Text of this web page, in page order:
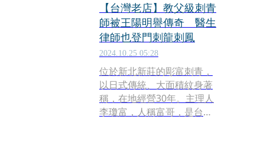
【台灣老店】教父級刺青
師被王陽明譽傳奇 醫生
律師也登門刺龍刺鳳
2024.10.25 05:28
位於新北新莊的彫富刺青，
以日式傳統、大面積紋身著
稱，在地經營30年。主理人
李瓊富，人稱富哥，是台灣